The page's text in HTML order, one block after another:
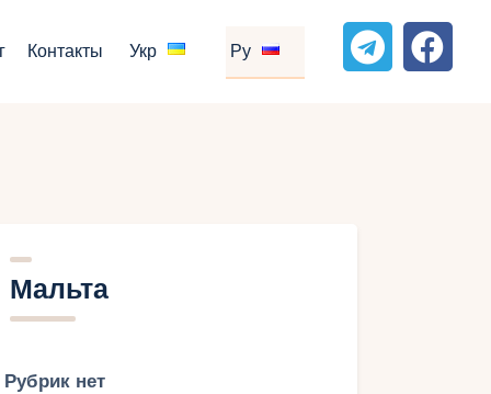
Контакты Укр Ру
Мальта
Рубрик нет